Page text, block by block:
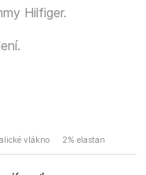
Hilfiger.
vlákno 2% elastan